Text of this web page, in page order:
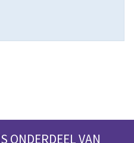
ONDERDEEL VAN